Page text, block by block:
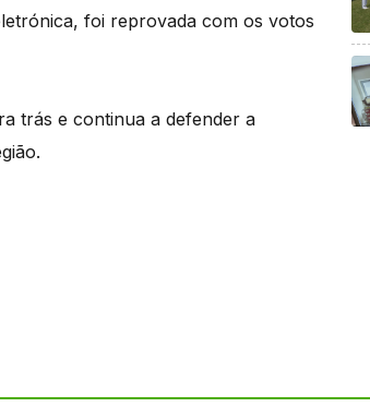
foi reprovada com os votos
trás e continua a defender a